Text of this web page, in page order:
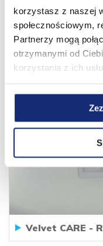
korzystasz z naszej
społecznościowym,
Partnerzy mogą
otrzymanymi od
korzystania z ich
Velvet CARE -
w klasie
Velvet CARE -